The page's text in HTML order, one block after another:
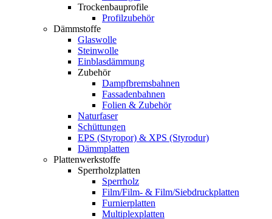
Trockenbauprofile
Profilzubehör
Dämmstoffe
Glaswolle
Steinwolle
Einblasdämmung
Zubehör
Dampfbremsbahnen
Fassadenbahnen
Folien & Zubehör
Naturfaser
Schüttungen
EPS (Styropor) & XPS (Styrodur)
Dämmplatten
Plattenwerkstoffe
Sperrholzplatten
Sperrholz
Film/Film- & Film/Siebdruckplatten
Furnierplatten
Multiplexplatten